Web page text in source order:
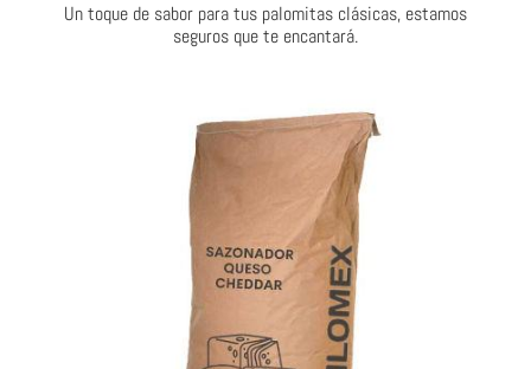
Un toque de sabor para tus palomitas clásicas, estamos
seguros que te encantará.